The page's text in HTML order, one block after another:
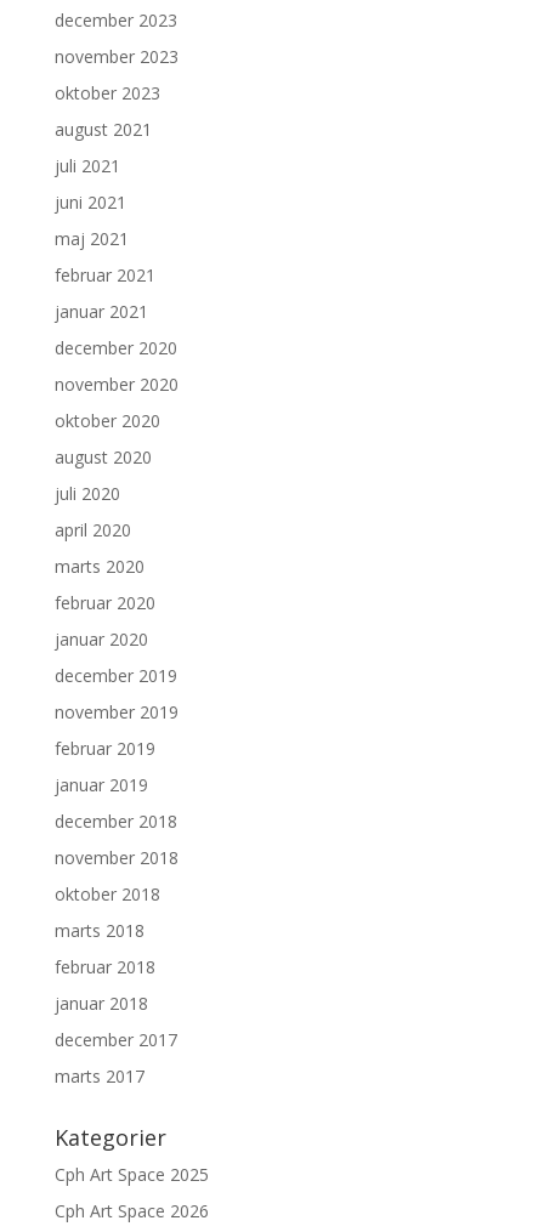
december 2023
november 2023
oktober 2023
august 2021
juli 2021
juni 2021
maj 2021
februar 2021
januar 2021
december 2020
november 2020
oktober 2020
august 2020
juli 2020
april 2020
marts 2020
februar 2020
januar 2020
december 2019
november 2019
februar 2019
januar 2019
december 2018
november 2018
oktober 2018
marts 2018
februar 2018
januar 2018
december 2017
marts 2017
Kategorier
Cph Art Space 2025
Cph Art Space 2026